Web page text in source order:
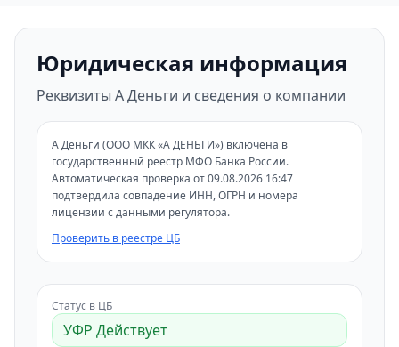
Юридическая информация
Реквизиты А Деньги и сведения о компании
А Деньги (ООО МКК «А ДЕНЬГИ») включена в
государственный реестр МФО Банка России.
Автоматическая проверка от 09.08.2026 16:47
подтвердила совпадение ИНН, ОГРН и номера
лицензии с данными регулятора.
Проверить в реестре ЦБ
Статус в ЦБ
УФР Действует